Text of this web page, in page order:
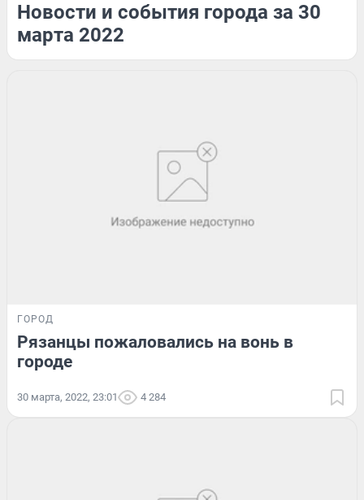
Новости и события города за 30
марта 2022
ГОРОД
Рязанцы пожаловались на вонь в
городе
30 марта, 2022, 23:01 4 284